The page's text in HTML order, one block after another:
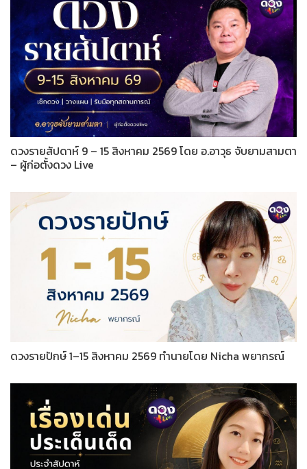
ดวงรายสัปดาห์ 9 – 15 สิงหาคม 2569 โดย อ.อาวุธ จับยามสามตา
– ผู้ก่อตั้งดวง Live
ดวงรายปักษ์ 1–15 สิงหาคม 2569 ทำนายโดย Nicha พยากรณ์